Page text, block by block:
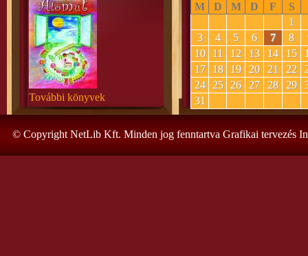
További könyvek
M D M D F S
1
3
4 5 6 7 8
10
11 12 13 14 15
17
18 19 20 21 22
24
25 26 27 28 29
31
© Copyright NetLib Kft. Minden jog fenntartva Grafikai tervezés